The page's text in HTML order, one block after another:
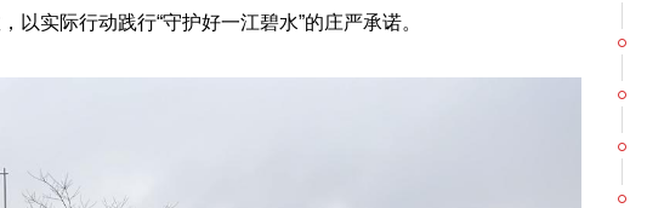
以实际行动践行“守护好一江碧水”的庄严承诺。